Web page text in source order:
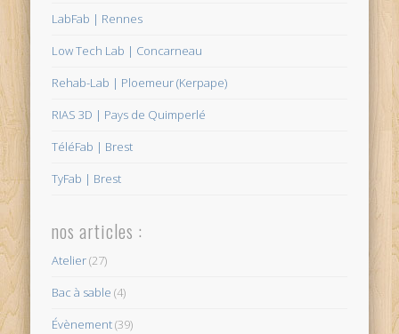
LabFab | Rennes
Low Tech Lab | Concarneau
Rehab-Lab | Ploemeur (Kerpape)
RIAS 3D | Pays de Quimperlé
TéléFab | Brest
TyFab | Brest
nos articles :
Atelier(27)
Bac à sable (4)
Évènement(39)